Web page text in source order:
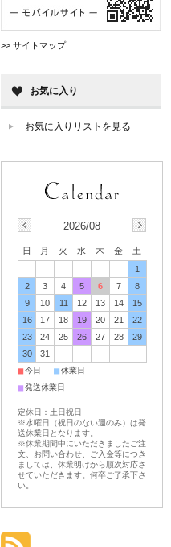
>> サイトマップ
お気に入り
お気に入りリストを見る
2026/08
日 月 火 水 木 金
土
1
2
3 4 5 6 7
8
9
10 11 12 13 14
15
16
17 18 19 20 21
22
23
24 25 26 27 28
29
30
31
■今日 ■休業日
■発送休業日
定休日：土日祝日
※水曜日（祝日のない週のみ）は発
送休業日となります。
※休業期間中にいただきましたご注
文、お問い合わせ、ご入金等につき
ましては、休業明けから順次対応さ
せていただきます。何卒ご了承下さ
い。